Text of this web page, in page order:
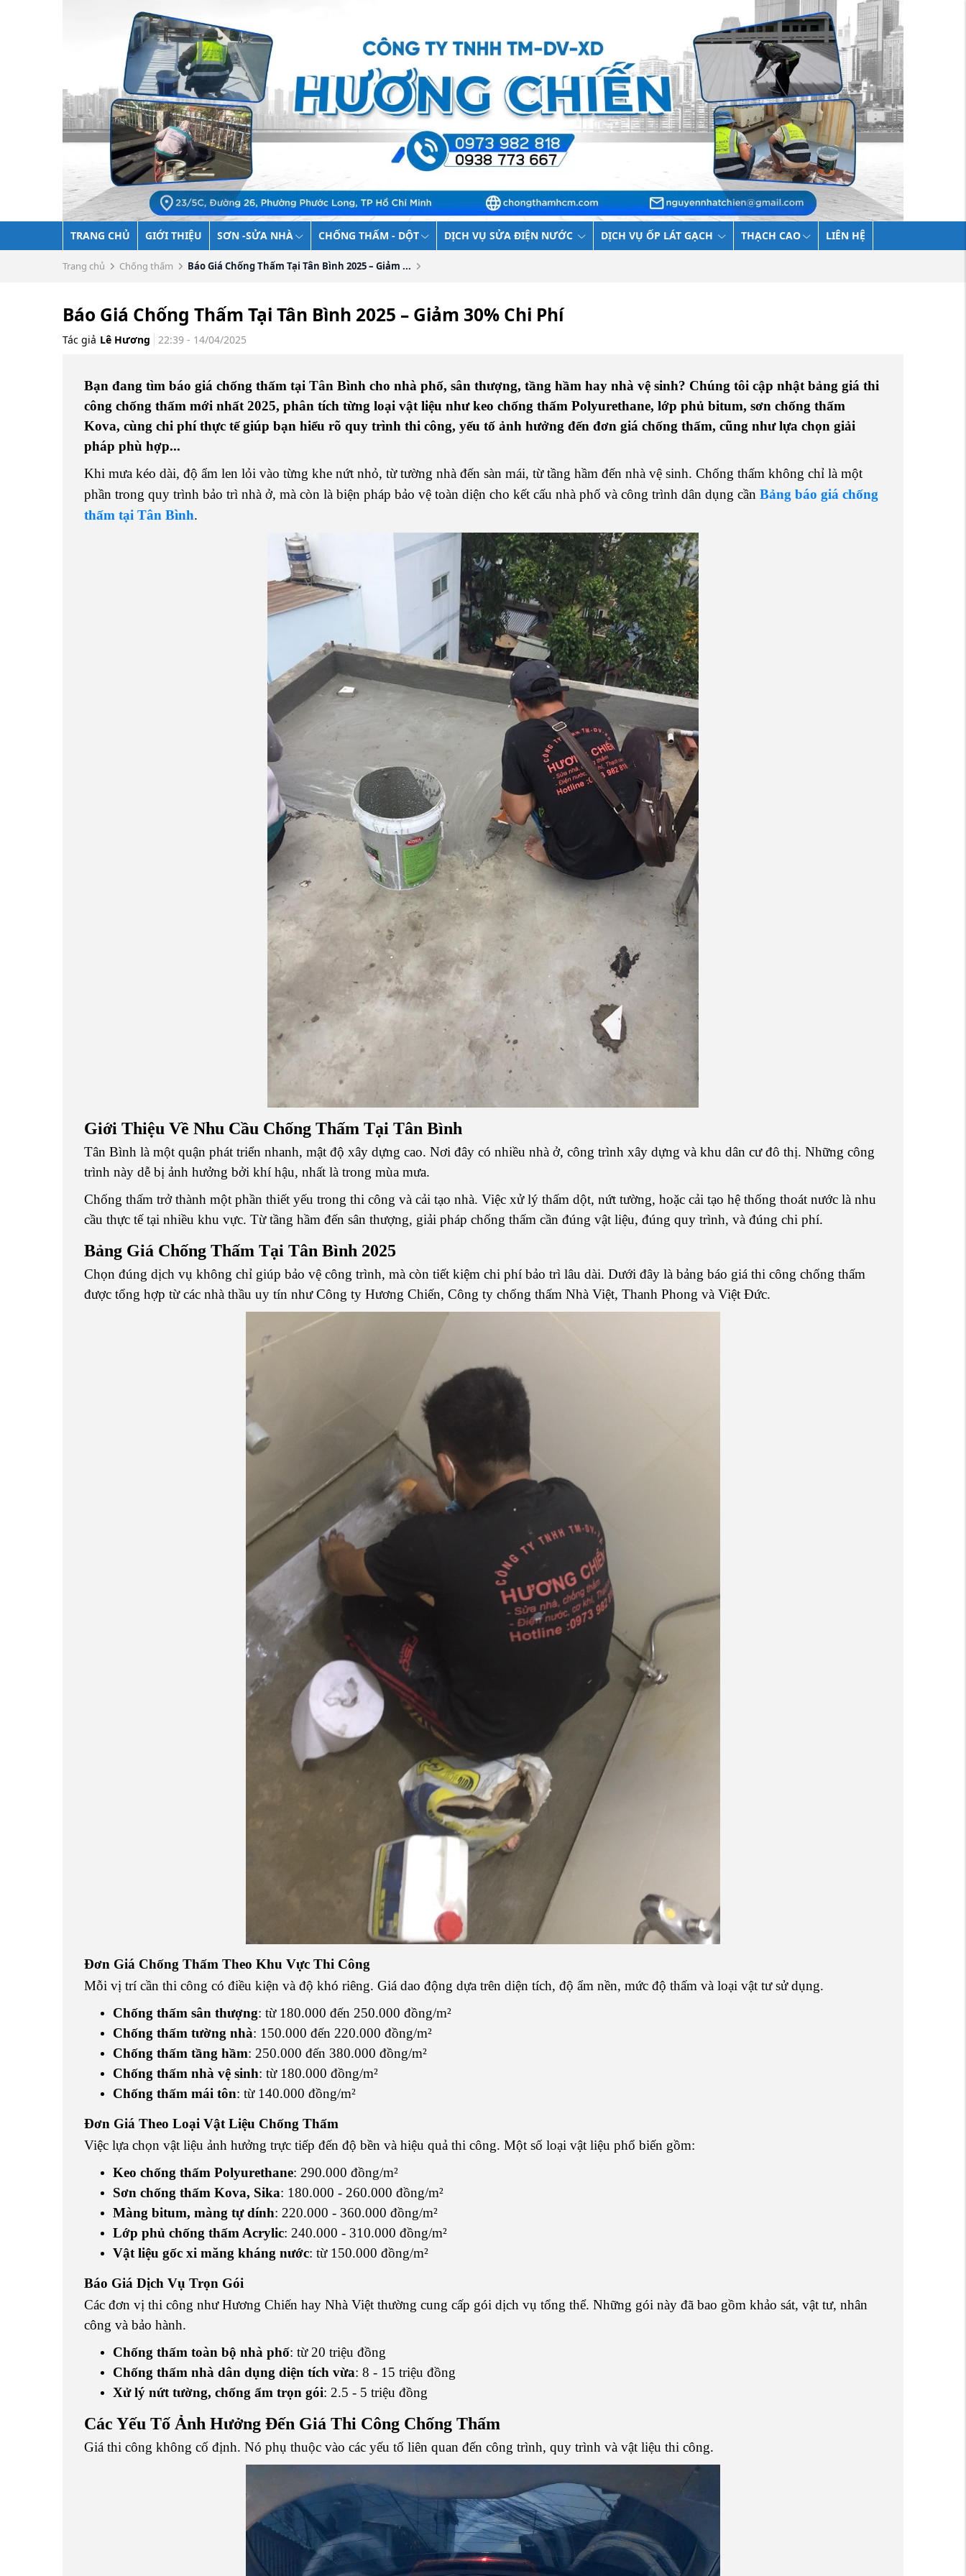
TRANG CHỦ GIỚI THIỆU SƠN -SỬA NHÀ CHỐNG THẤM - DỘT DỊCH VỤ SỬA ĐIỆN NƯỚC DỊCH VỤ ỐP LÁT GẠCH THẠCH CAO LIÊN HỆ
Trang chủ Chống thấm Báo Giá Chống Thấm Tại Tân Bình 2025 – Giảm ...
Báo Giá Chống Thấm Tại Tân Bình 2025 – Giảm 30% Chi Phí
Tác giả Lê Hương 22:39 - 14/04/2025
Bạn đang tìm báo giá chống thấm tại Tân Bình cho nhà phố, sân thượng, tầng hầm hay nhà vệ sinh? Chúng tôi cập nhật bảng giá thi
công chống thấm mới nhất 2025, phân tích từng loại vật liệu như keo chống thấm Polyurethane, lớp phủ bitum, sơn chống thấm
Kova, cùng chi phí thực tế giúp bạn hiểu rõ quy trình thi công, yếu tố ảnh hưởng đến đơn giá chống thấm, cũng như lựa chọn giải
pháp phù hợp...
Khi mưa kéo dài, độ ẩm len lỏi vào từng khe nứt nhỏ, từ tường nhà đến sàn mái, từ tầng hầm đến nhà vệ sinh. Chống thấm không chỉ là một
phần trong quy trình bảo trì nhà ở, mà còn là biện pháp bảo vệ toàn diện cho kết cấu nhà phố và công trình dân dụng cần Bảng báo giá chống
thấm tại Tân Bình.
Giới Thiệu Về Nhu Cầu Chống Thấm Tại Tân Bình
Tân Bình là một quận phát triển nhanh, mật độ xây dựng cao. Nơi đây có nhiều nhà ở, công trình xây dựng và khu dân cư đô thị. Những công
trình này dễ bị ảnh hưởng bởi khí hậu, nhất là trong mùa mưa.
Chống thấm trở thành một phần thiết yếu trong thi công và cải tạo nhà. Việc xử lý thấm dột, nứt tường, hoặc cải tạo hệ thống thoát nước là nhu
cầu thực tế tại nhiều khu vực. Từ tầng hầm đến sân thượng, giải pháp chống thấm cần đúng vật liệu, đúng quy trình, và đúng chi phí.
Bảng Giá Chống Thấm Tại Tân Bình 2025
Chọn đúng dịch vụ không chỉ giúp bảo vệ công trình, mà còn tiết kiệm chi phí bảo trì lâu dài. Dưới đây là bảng báo giá thi công chống thấm
được tổng hợp từ các nhà thầu uy tín như Công ty Hương Chiến, Công ty chống thấm Nhà Việt, Thanh Phong và Việt Đức.
Đơn Giá Chống Thấm Theo Khu Vực Thi Công
Mỗi vị trí cần thi công có điều kiện và độ khó riêng. Giá dao động dựa trên diện tích, độ ẩm nền, mức độ thấm và loại vật tư sử dụng.
Chống thấm sân thượng: từ 180.000 đến 250.000 đồng/m²
Chống thấm tường nhà: 150.000 đến 220.000 đồng/m²
Chống thấm tầng hầm: 250.000 đến 380.000 đồng/m²
Chống thấm nhà vệ sinh: từ 180.000 đồng/m²
Chống thấm mái tôn: từ 140.000 đồng/m²
Đơn Giá Theo Loại Vật Liệu Chống Thấm
Việc lựa chọn vật liệu ảnh hưởng trực tiếp đến độ bền và hiệu quả thi công. Một số loại vật liệu phổ biến gồm:
Keo chống thấm Polyurethane: 290.000 đồng/m²
Sơn chống thấm Kova, Sika: 180.000 - 260.000 đồng/m²
Màng bitum, màng tự dính: 220.000 - 360.000 đồng/m²
Lớp phủ chống thấm Acrylic: 240.000 - 310.000 đồng/m²
Vật liệu gốc xi măng kháng nước: từ 150.000 đồng/m²
Báo Giá Dịch Vụ Trọn Gói
Các đơn vị thi công như Hương Chiến hay Nhà Việt thường cung cấp gói dịch vụ tổng thể. Những gói này đã bao gồm khảo sát, vật tư, nhân
công và bảo hành.
Chống thấm toàn bộ nhà phố: từ 20 triệu đồng
Chống thấm nhà dân dụng diện tích vừa: 8 - 15 triệu đồng
Xử lý nứt tường, chống ẩm trọn gói: 2.5 - 5 triệu đồng
Các Yếu Tố Ảnh Hưởng Đến Giá Thi Công Chống Thấm
Giá thi công không cố định. Nó phụ thuộc vào các yếu tố liên quan đến công trình, quy trình và vật liệu thi công.